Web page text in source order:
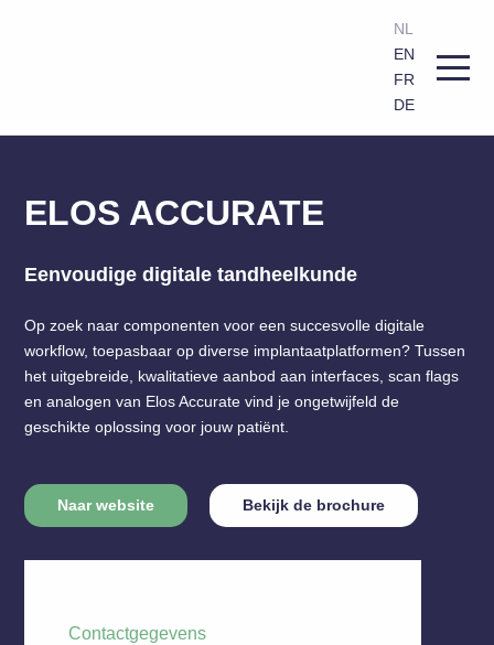
NL
EN
FR
DE
ELOS ACCURATE
Eenvoudige digitale tandheelkunde
Op zoek naar componenten voor een succesvolle digitale
workflow, toepasbaar op diverse implantaatplatformen? Tussen
het uitgebreide, kwalitatieve aanbod aan interfaces, scan flags
en analogen van Elos Accurate vind je ongetwijfeld de
geschikte oplossing voor jouw patiënt.
Naar website Bekijk de brochure
Contactgegevens